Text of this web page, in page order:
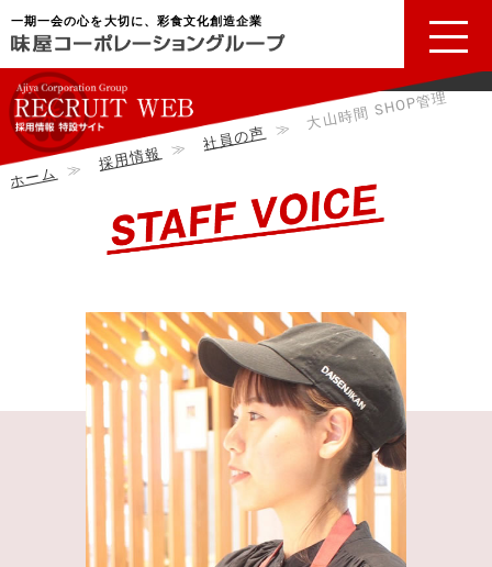
一期一会の心を大切に、彩食文化創造企業
ホーム ≫ 採用情報 ≫ 社員の声 ≫ 大山時間 SHOP管理